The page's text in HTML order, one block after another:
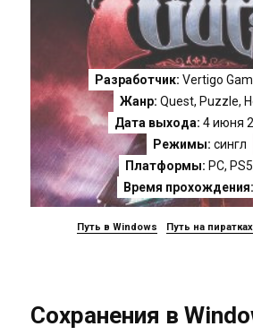
Разработчик: Vertigo
Жанр: Quest, Puzzle,
Дата выхода: 4 июня
Режимы: сингл
Платформы: PC, PS5
Время прохождения:
Путь в Windows Путь на пиратках
Сохранения в